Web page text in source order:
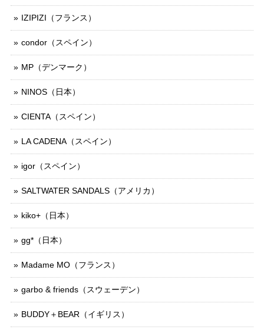
IZIPIZI（フランス）
condor（スペイン）
MP（デンマーク）
NINOS（日本）
CIENTA（スペイン）
LA CADENA（スペイン）
igor（スペイン）
SALTWATER SANDALS（アメリカ）
kiko+（日本）
gg*（日本）
Madame MO（フランス）
garbo & friends（スウェーデン）
BUDDY＋BEAR（イギリス）